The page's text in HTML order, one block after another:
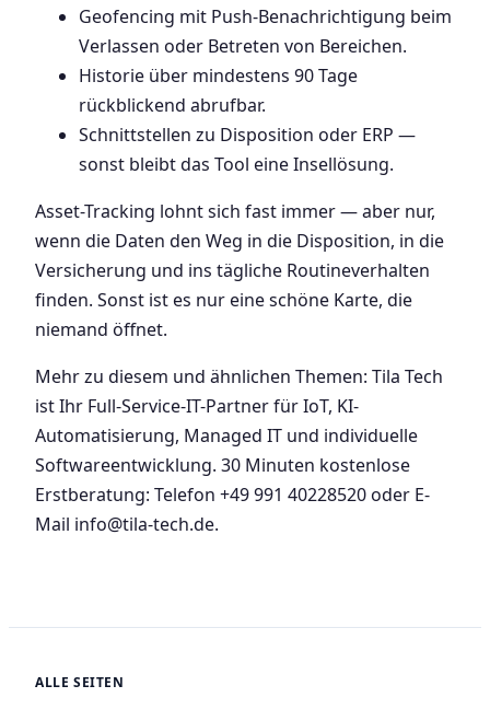
Geofencing mit Push-Benachrichtigung beim
Verlassen oder Betreten von Bereichen.
Historie über mindestens 90 Tage
rückblickend abrufbar.
Schnittstellen zu Disposition oder ERP —
sonst bleibt das Tool eine Insellösung.
Asset-Tracking lohnt sich fast immer — aber nur,
wenn die Daten den Weg in die Disposition, in die
Versicherung und ins tägliche Routineverhalten
finden. Sonst ist es nur eine schöne Karte, die
niemand öffnet.
Mehr zu diesem und ähnlichen Themen: Tila Tech
ist Ihr Full-Service-IT-Partner für IoT, KI-
Automatisierung, Managed IT und individuelle
Softwareentwicklung. 30 Minuten kostenlose
Erstberatung: Telefon +49 991 40228520 oder E-
Mail info@tila-tech.de.
ALLE SEITEN